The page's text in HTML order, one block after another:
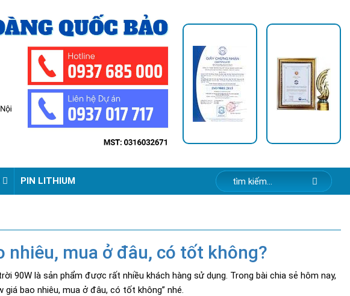
PIN LITHIUM
mua ở đâu, có tốt không?
90W là sản phẩm được rất nhiều khách hàng sử dụng. Trong bài chia sẻ hôm nay,
bao nhiêu, mua ở đâu, có tốt không” nhé.